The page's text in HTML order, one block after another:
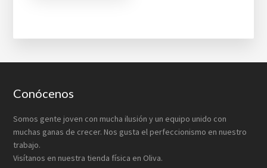
Footer
Conócenos
Somos gente joven con mucha ilusión y un equipo unido con
muchas ganas de crecer. Nos gusta el perfeccionismo en nuestro
trabajo.
Visítanos en nuestra tienda física en Oliva.